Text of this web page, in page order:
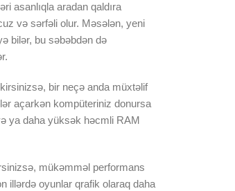
asanlıqla aradan qaldıra
və sərfəli olur. Məsələn, yeni
bilər, bu səbəbdən də
bir neçə anda müxtəlif
açarkən kompüteriniz donursa
ya daha yüksək həcmli RAM
mükəmməl performans
illərdə oyunlar qrafik olaraq daha